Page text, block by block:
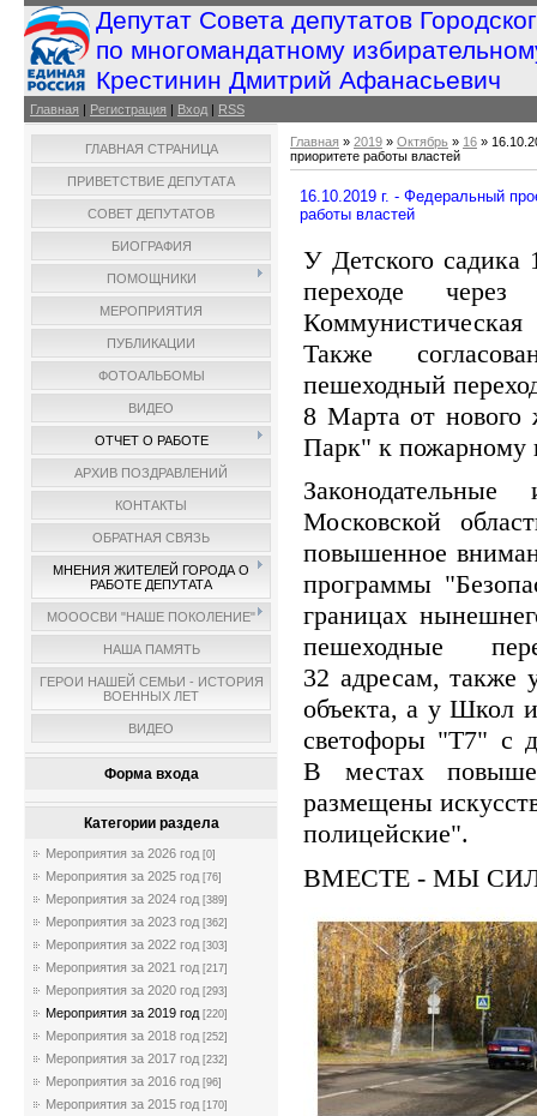
Депутат Совета депутатов
по многомандатному
Крестинин Дмитрий Афанасьевич
Главная | Регистрация | Вход | RSS
ГЛАВНАЯ СТРАНИЦА
ПРИВЕТСТВИЕ ДЕПУТАТА
СОВЕТ ДЕПУТАТОВ
БИОГРАФИЯ
ПОМОЩНИКИ
МЕРОПРИЯТИЯ
ПУБЛИКАЦИИ
ФОТОАЛЬБОМЫ
ВИДЕО
ОТЧЕТ О РАБОТЕ
АРХИВ ПОЗДРАВЛЕНИЙ
КОНТАКТЫ
ОБРАТНАЯ СВЯЗЬ
МНЕНИЯ ЖИТЕЛЕЙ ГОРОДА О
РАБОТЕ ДЕПУТАТА
МОООСВИ "НАШЕ ПОКОЛЕНИЕ"
НАША ПАМЯТЬ
ГЕРОИ НАШЕЙ СЕМЬИ - ИСТОРИЯ
ВОЕННЫХ ЛЕТ
ВИДЕО
Форма входа
Категории раздела
Мероприятия за 2026 год [0]
Мероприятия за 2025 год [76]
Мероприятия за 2024 год [389]
Мероприятия за 2023 год [362]
Мероприятия за 2022 год [303]
Мероприятия за 2021 год [217]
Мероприятия за 2020 год [293]
Мероприятия за 2019 год [220]
Мероприятия за 2018 год [252]
Мероприятия за 2017 год [232]
Мероприятия за 2016 год [96]
Мероприятия за 2015 год [170]
Главная » 2019 » Октябрь » 16 »
приоритете работы властей
16.10.2019 г. - Федеральный
работы властей
У Детского садика
переходе
Также
пешеходный
8 Марта от нового
Парк" к пожарному
Московской
повышенное
программы
границах
пешеходные
32 адресам, также
объекта, а у Школ
светофоры "Т7" с
В местах
размещены
полицейские".
ВМЕСТЕ - МЫ